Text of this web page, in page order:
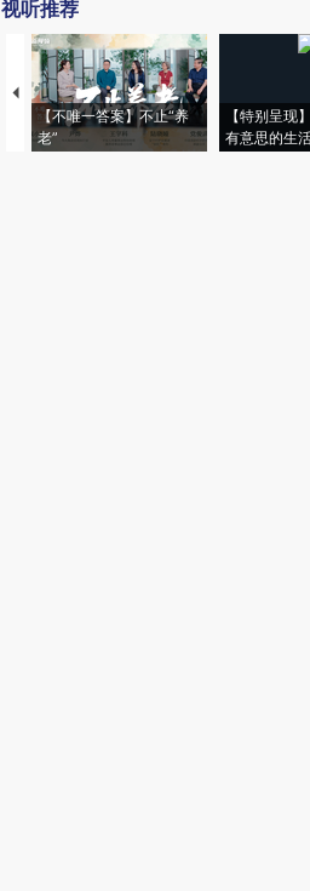
视听推荐
【不唯一答案】不止“养
老”
【特别呈现
有意思的生